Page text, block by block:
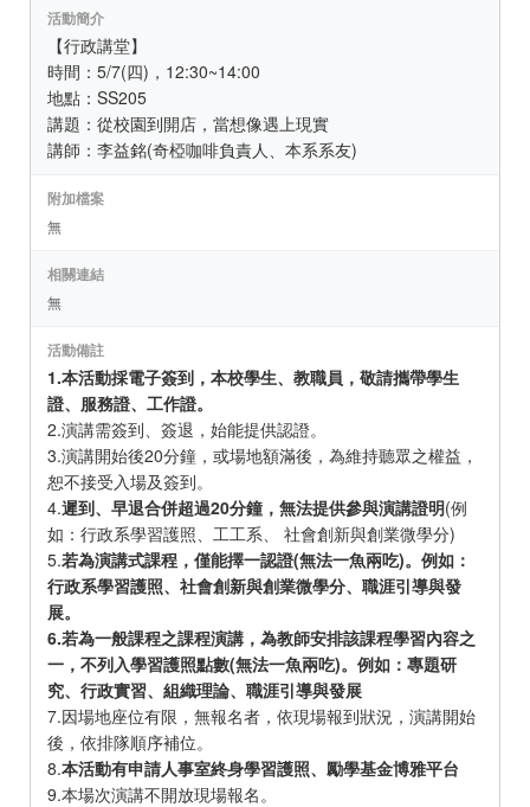
活動簡介
【行政講堂】
時間：5/7(四)，12:30~14:00
地點：SS205
講題：從校園到開店，當想像遇上現實
講師：李益銘(奇椏咖啡負責人、本系系友)
附加檔案
無
相關連結
無
活動備註
1.本活動採電子簽到，本校學生、教職員，敬請攜帶學生
證、服務證、工作證。
2.演講需簽到、簽退，始能提供認證。
3.演講開始後20分鐘，或場地額滿後，為維持聽眾之權益，
恕不接受入場及簽到。
4.遲到、早退合併超過20分鐘，無法提供參與演講證明(例
如：行政系學習護照、工工系、 社會創新與創業微學分)
5.若為演講式課程，僅能擇一認證(無法一魚兩吃)。例如：
行政系學習護照、社會創新與創業微學分、職涯引導與發
展。
6.若為一般課程之課程演講，為教師安排該課程學習內容之
一，不列入學習護照點數(無法一魚兩吃)。例如：專題研
究、行政實習、組織理論、職涯引導與發展
7.因場地座位有限，無報名者，依現場報到狀況，演講開始
後，依排隊順序補位。
8.本活動有申請人事室終身學習護照、勵學基金博雅平台
9.本場次演講不開放現場報名。